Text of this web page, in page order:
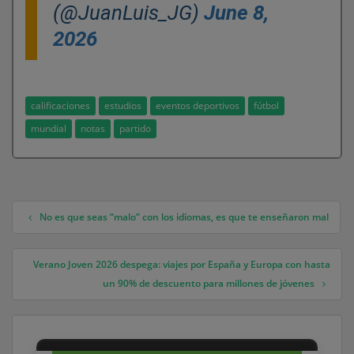
(@JuanLuis_JG) June 8,
2026
calificaciones estudios eventos deportivos
fútbol
mundial
notas partido
Navegación de entradas
No es que seas “malo” con los idiomas, es que te enseñaron mal
Verano Joven 2026 despega: viajes por España y Europa con hasta
un 90% de descuento para millones de jóvenes